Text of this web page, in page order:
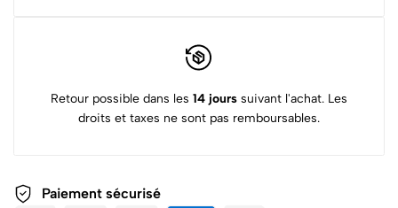
Retour possible dans les 14 jours suivant l'achat. Les
droits et taxes ne sont pas remboursables.
Paiement sécurisé